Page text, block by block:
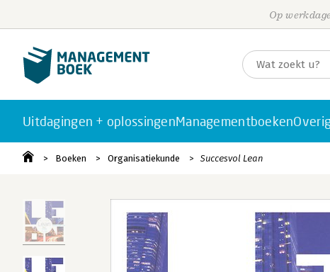
Op
Uitdagingen + oplossingenManagementboeken
Boeken Organisatiekunde Succesvol Lean